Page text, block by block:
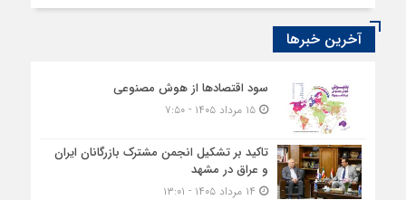
آخرین خبرها
سود اقتصاد‌ها از هوش مصنوعی
۱۵ مرداد ۱۴۰۵ - ۷:۵۰
تاکید بر تشکیل انجمن مشترک بازرگانان ایران
و عراق در مشهد